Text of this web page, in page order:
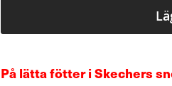
På lätta fötter i Skechers